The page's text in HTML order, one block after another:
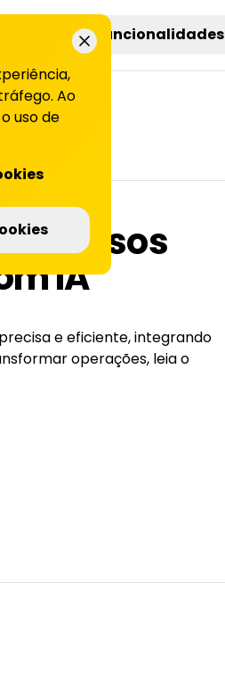
soluções funcionalidades
recursos
IA
e eficiente, integrando
operações, leia o
Ao
uso de